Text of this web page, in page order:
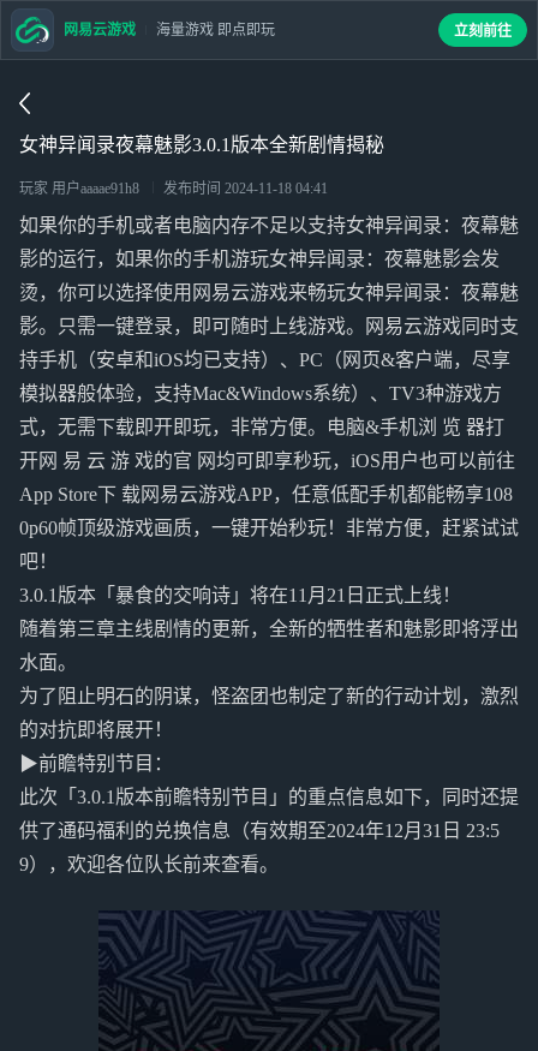
女神异闻录夜幕魅影3.0.1版本全新剧情揭秘
玩家 用户aaaae91h8 发布时间 2024-11-18 04:41
如果你的手机或者电脑内存不足以支持女神异闻录：夜幕魅
影的运行，如果你的手机游玩女神异闻录：夜幕魅影会发
烫，你可以选择使用网易云游戏来畅玩女神异闻录：夜幕魅
影。只需一键登录，即可随时上线游戏。网易云游戏同时支
持手机（安卓和iOS均已支持）、PC（网页&客户端，尽享
模拟器般体验，支持Mac&Windows系统）、TV3种游戏方
式，无需下载即开即玩，非常方便。电脑&手机浏 览 器打
开网 易 云 游 戏的官 网均可即享秒玩，iOS用户也可以前往
App Store下 载网易云游戏APP，任意低配手机都能畅享108
0p60帧顶级游戏画质，一键开始秒玩！非常方便，赶紧试试
吧！
3.0.1版本「暴食的交响诗」将在11月21日正式上线！
随着第三章主线剧情的更新，全新的牺牲者和魅影即将浮出
水面。
为了阻止明石的阴谋，怪盗团也制定了新的行动计划，激烈
的对抗即将展开！
▶前瞻特别节目：
此次「3.0.1版本前瞻特别节目」的重点信息如下，同时还提
供了通码福利的兑换信息（有效期至2024年12月31日 23:5
9），欢迎各位队长前来查看。
网易云游戏 海量游戏 即点即玩 立刻前往